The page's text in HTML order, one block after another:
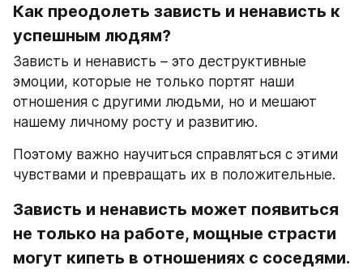
Как преодолеть зависть и ненависть к
успешным людям?
Зависть и ненависть – это деструктивные
эмоции, которые не только портят наши
отношения с другими людьми, но и мешают
нашему личному росту и развитию.
Поэтому важно научиться справляться с этими
чувствами и превращать их в положительные.
Зависть и ненависть может появиться
не только на работе, мощные страсти
могут кипеть в отношениях с соседями.